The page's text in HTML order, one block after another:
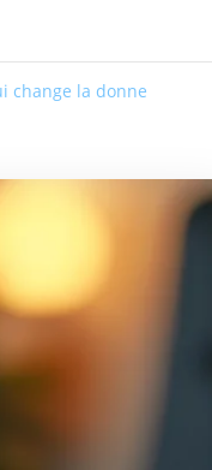
change la donne